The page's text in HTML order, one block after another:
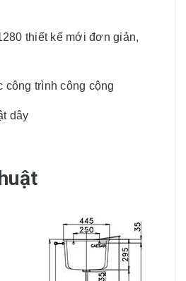
thiết kế mới đơn giản,
trình công cộng
dây